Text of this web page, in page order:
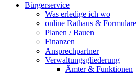
Bürgerservice
Was erledige ich wo
online Rathaus & Formulare
Planen / Bauen
Finanzen
Ansprechpartner
Verwaltungsgliederung
Ämter & Funktionen